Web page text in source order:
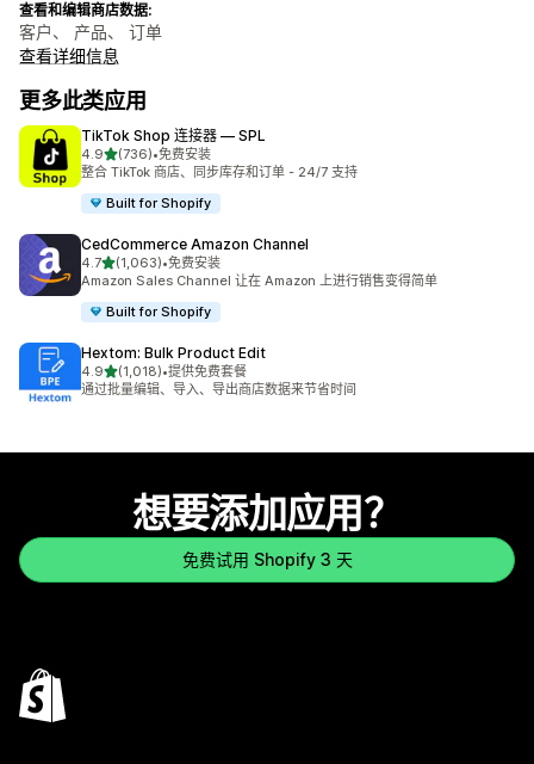
查看和编辑商店数据:
客户、 产品、 订单
查看详细信息
更多此类应用
TikTok Shop 连接器 — SPL
4.9星（满分 5 星）
(736)
总共 736 条评论
•免费安装
整合 TikTok 商店、同步库存和订单 - 24/7 支持
Built for Shopify
CedCommerce Amazon Channel
4.7星（满分 5 星）
(1,063)
总共 1063 条评论
•免费安装
Amazon Sales Channel 让在 Amazon 上进行销售变得简单
Built for Shopify
Hextom: Bulk Product Edit
4.9星（满分 5 星）
(1,018)
总共 1018 条评论
•提供免费套餐
通过批量编辑、导入、导出商店数据来节省时间
想要添加应用？
免费试用 Shopify 3 天